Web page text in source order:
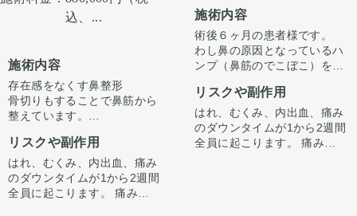
筋のラインをスッキリとさせ
ました。
鼻柱を下げることでACRが整
い、鼻唇角がマイルドになる
ことで口元の突出感も改善し
ました。
込、...
施術内容
存在感をなくす鼻整形
骨切りもすることで鼻筋から
整えています。
っきりさせる施術です。
リスクや副作用
はれ、むくみ、内出血、痛み
のダウンタイムが1から2週間
全員に起こります。 痛みは3
施術内容
術後６ヶ月の患者様です。
わし鼻の原因となっているハ
ンプ（鼻筋のでこぼこ）を削
先をシャープにしています。
横顔・正面・下からどの角度
でも自然でスッキリとした鼻
筋に仕上がりました。
リスクや副作用
はれ、むくみ、内出血、痛み
のダウンタイムが1から2週間
全員に起こります。 痛みは3